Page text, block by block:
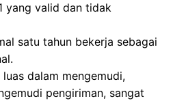
yang valid dan tidak
satu tahun bekerja sebagai
dalam mengemudi,
pengiriman, sangat